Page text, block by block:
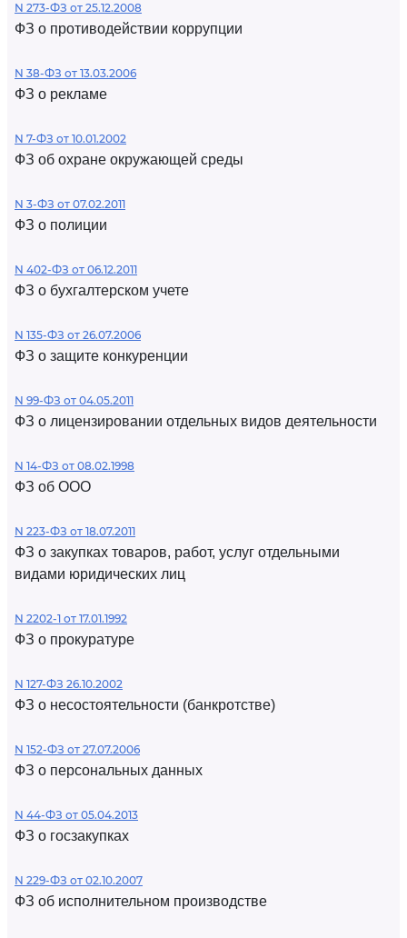
N 273-ФЗ от 25.12.2008
ФЗ о противодействии коррупции
N 38-ФЗ от 13.03.2006
ФЗ о рекламе
N 7-ФЗ от 10.01.2002
ФЗ об охране окружающей среды
N 3-ФЗ от 07.02.2011
ФЗ о полиции
N 402-ФЗ от 06.12.2011
ФЗ о бухгалтерском учете
N 135-ФЗ от 26.07.2006
ФЗ о защите конкуренции
N 99-ФЗ от 04.05.2011
ФЗ о лицензировании отдельных видов деятельности
N 14-ФЗ от 08.02.1998
ФЗ об ООО
N 223-ФЗ от 18.07.2011
ФЗ о закупках товаров, работ, услуг отдельными
видами юридических лиц
N 2202-1 от 17.01.1992
ФЗ о прокуратуре
N 127-ФЗ 26.10.2002
ФЗ о несостоятельности (банкротстве)
N 152-ФЗ от 27.07.2006
ФЗ о персональных данных
N 44-ФЗ от 05.04.2013
ФЗ о госзакупках
N 229-ФЗ от 02.10.2007
ФЗ об исполнительном производстве